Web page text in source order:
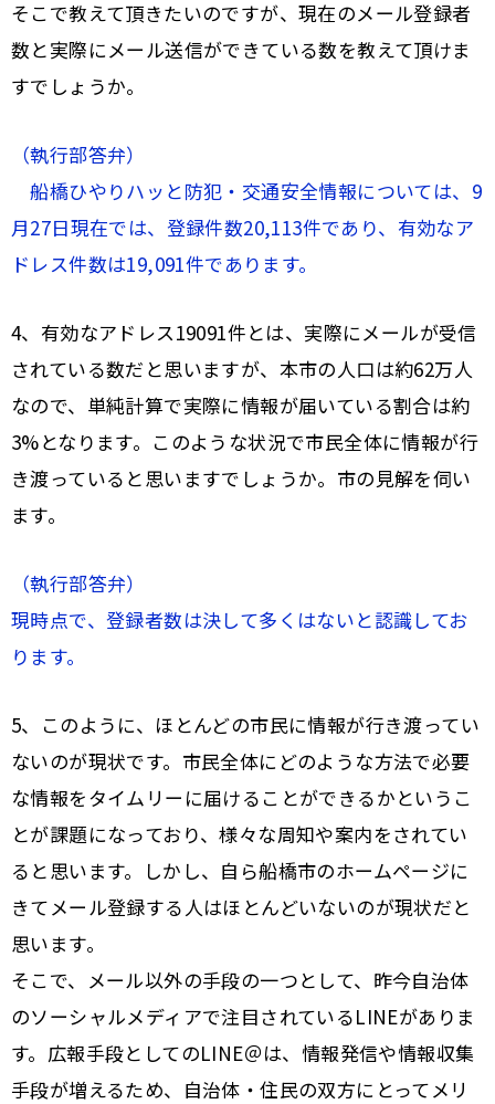
そこで教えて頂きたいのですが、現在のメール登録者
数と実際にメール送信ができている数を教えて頂けま
すでしょうか。
（執行部答弁）
船橋ひやりハッと防犯・交通安全情報については、9
月27日現在では、登録件数20,113件であり、有効なア
ドレス件数は19,091件であります。
4、有効なアドレス19091件とは、実際にメールが受信
されている数だと思いますが、本市の人口は約62万人
なので、単純計算で実際に情報が届いている割合は約
3%となります。このような状況で市民全体に情報が行
き渡っていると思いますでしょうか。市の見解を伺い
ます。
（執行部答弁）
現時点で、登録者数は決して多くはないと認識してお
ります。
5、このように、ほとんどの市民に情報が行き渡ってい
ないのが現状です。市民全体にどのような方法で必要
な情報をタイムリーに届けることができるかというこ
とが課題になっており、様々な周知や案内をされてい
ると思います。しかし、自ら船橋市のホームページに
きてメール登録する人はほとんどいないのが現状だと
思います。
そこで、メール以外の手段の一つとして、昨今自治体
のソーシャルメディアで注目されているLINEがありま
す。広報手段としてのLINE＠は、情報発信や情報収集
手段が増えるため、自治体・住民の双方にとってメリ